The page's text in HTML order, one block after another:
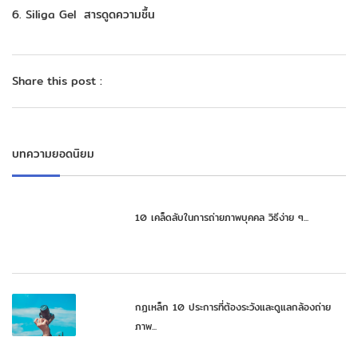
6. Siliga Gel สารดูดความชื้น
Share this post :
บทความยอดนิยม
10 เคล็ดลับในการถ่ายภาพบุคคล วิธีง่าย ๆ...
กฏเหล็ก 10 ประการที่ต้องระวังและดูแลกล้องถ่าย
ภาพ...